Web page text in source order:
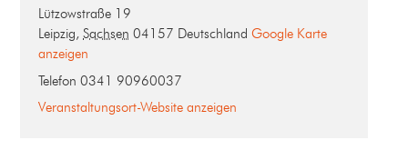
Lützowstraße 19
Leipzig, Sachsen 04157 Deutschland Google Karte
anzeigen
Telefon 0341 90960037
Veranstaltungsort-Website anzeigen